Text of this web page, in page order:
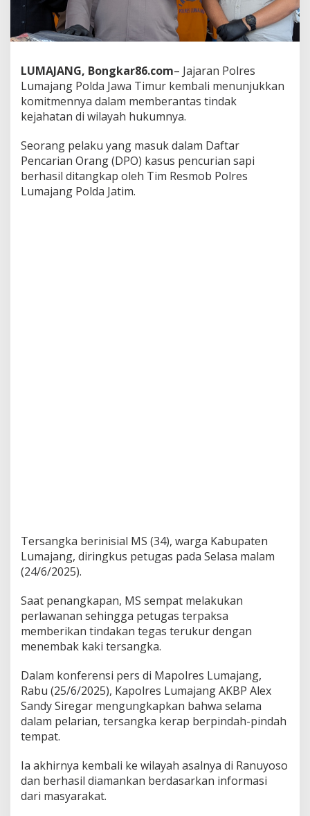
i
l
m
a
n
k
a
D
P
O
K
a
LUMAJANG, Bongkar86.com– Jajaran Polres
Lumajang Polda Jawa Timur kembali menunjukkan
komitmennya dalam memberantas tindak
kejahatan di wilayah hukumnya.
Seorang pelaku yang masuk dalam Daftar
Pencarian Orang (DPO) kasus pencurian sapi
berhasil ditangkap oleh Tim Resmob Polres
Lumajang Polda Jatim.
Tersangka berinisial MS (34), warga Kabupaten
Lumajang, diringkus petugas pada Selasa malam
(24/6/2025).
Saat penangkapan, MS sempat melakukan
perlawanan sehingga petugas terpaksa
memberikan tindakan tegas terukur dengan
menembak kaki tersangka.
Dalam konferensi pers di Mapolres Lumajang,
Rabu (25/6/2025), Kapolres Lumajang AKBP Alex
Sandy Siregar mengungkapkan bahwa selama
dalam pelarian, tersangka kerap berpindah-pindah
tempat.
Ia akhirnya kembali ke wilayah asalnya di Ranuyoso
dan berhasil diamankan berdasarkan informasi
dari masyarakat.